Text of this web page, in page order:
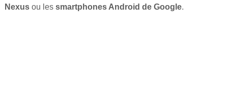
Nexusou les smartphones Android de Google.